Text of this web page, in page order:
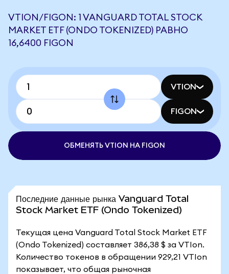
VTION/FIGON: 1 VANGUARD TOTAL STOCK
MARKET ETF (ONDO TOKENIZED) РАВНО
16,6400 FIGON
VTION
FIGON
ОБМЕНЯТЬ VTION НА FIGON
Последние данные рынка Vanguard Total
Stock Market ETF (Ondo Tokenized)
Текущая цена Vanguard Total Stock Market ETF
(Ondo Tokenized) составляет 386,38 $ за VTIon.
Количество токенов в обращении 929,21 VTIon
показывает, что общая рыночная